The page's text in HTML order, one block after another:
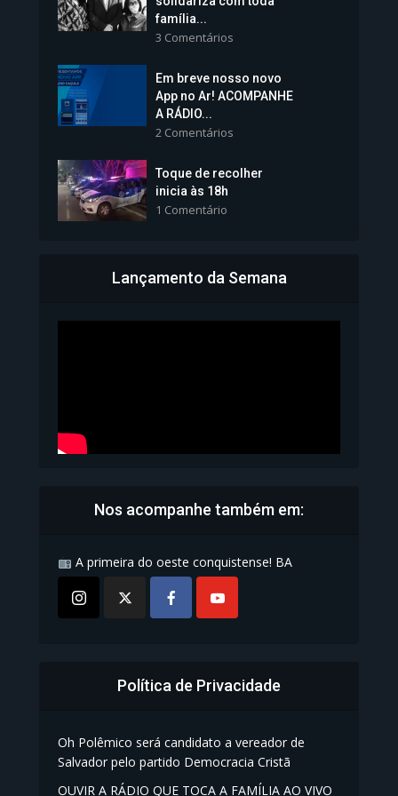
Vice-Prefeita Sheila Lemos
tomará posse nesta...
1.101 Modos de exibição
Bahia inicia emissão da
família...
3 Comentários
Em breve nosso novo
App no Ar! ACOMPANHE
A RÁDIO...
2 Comentários
Toque de recolher
inicia às 18h
1 Comentário
Lançamento da Semana
Nos acompanhe também em:
A primeira do oeste conquistense! BA
Política de Privacidade
Oh Polêmico será candidato a vereador de
Salvador pelo partido Democracia Cristã
OUVIR A RÁDIO QUE TOCA A FAMÍLIA AO VIVO